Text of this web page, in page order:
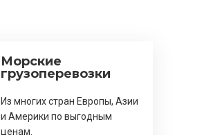
Морские
грузоперевозки
Из многих стран Европы, Азии
и Америки по выгодным
ценам.